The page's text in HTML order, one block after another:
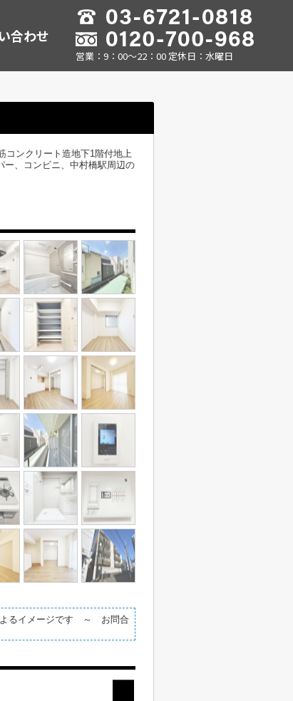
合わせ
営業：9：00～22：00 定休日：水曜日
コンクリート造地下1階付地上
ー、コンビニ、中村橋駅周辺の
よるイメージです ～ お問合